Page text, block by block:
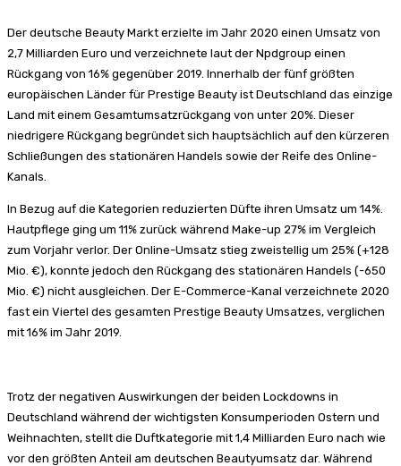
Der deutsche Beauty Markt erzielte im Jahr 2020 einen Umsatz von
2,7 Milliarden Euro und verzeichnete laut der Npdgroup einen
Rückgang von 16% gegenüber 2019. Innerhalb der fünf größten
europäischen Länder für Prestige Beauty ist Deutschland das einzige
Land mit einem Gesamtumsatzrückgang von unter 20%. Dieser
niedrigere Rückgang begründet sich hauptsächlich auf den kürzeren
Schließungen des stationären Handels sowie der Reife des Online-
Kanals.
In Bezug auf die Kategorien reduzierten Düfte ihren Umsatz um 14%.
Hautpflege ging um 11% zurück während Make-up 27% im Vergleich
zum Vorjahr verlor. Der Online-Umsatz stieg zweistellig um 25% (+128
Mio. €), konnte jedoch den Rückgang des stationären Handels (-650
Mio. €) nicht ausgleichen. Der E-Commerce-Kanal verzeichnete 2020
fast ein Viertel des gesamten Prestige Beauty Umsatzes, verglichen
mit 16% im Jahr 2019.
Trotz der negativen Auswirkungen der beiden Lockdowns in
Deutschland während der wichtigsten Konsumperioden Ostern und
Weihnachten, stellt die Duftkategorie mit 1,4 Milliarden Euro nach wie
vor den größten Anteil am deutschen Beautyumsatz dar. Während